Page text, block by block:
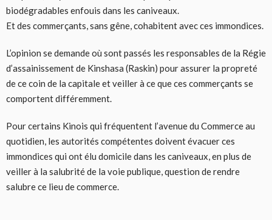
biodégradables enfouis dans les caniveaux.
Et des commerçants, sans gêne, cohabitent avec ces immondices.
L’opinion se demande où sont passés les responsables de la Régie
d’assainissement de Kinshasa (Raskin) pour assurer la propreté
de ce coin de la capitale et veiller à ce que ces commerçants se
comportent différemment.
Pour certains Kinois qui fréquentent l’avenue du Commerce au
quotidien, les autorités compétentes doivent évacuer ces
immondices qui ont élu domicile dans les caniveaux, en plus de
veiller à la salubrité de la voie publique, question de rendre
salubre ce lieu de commerce.